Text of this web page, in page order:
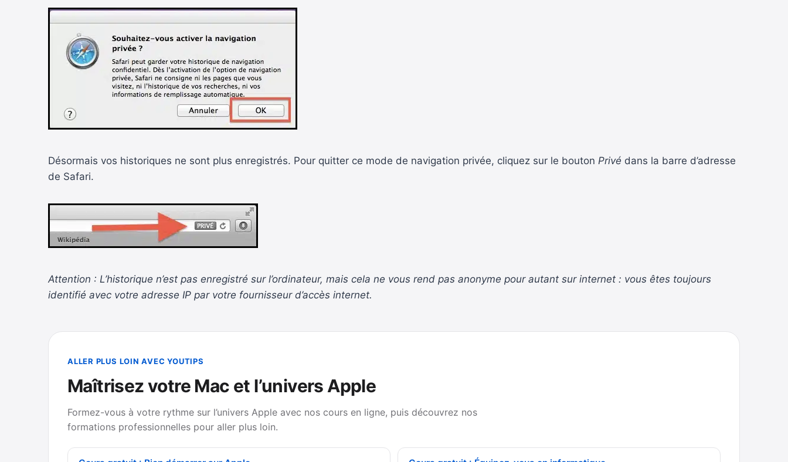
Désormais vos historiques ne sont plus enregistrés. Pour quitter ce mode de navigation privée, cliquez sur le bouton Privé dans la barre d’adresse
de Safari.
Attention : L’historique n’est pas enregistré sur l’ordinateur, mais cela ne vous rend pas anonyme pour autant sur internet : vous êtes toujours
identifié avec votre adresse IP par votre fournisseur d’accès internet.
ALLER PLUS LOIN AVEC YOUTIPS
Maîtrisez votre Mac et l’univers Apple
Formez-vous à votre rythme sur l’univers Apple avec nos cours en ligne, puis découvrez nos
formations professionnelles pour aller plus loin.